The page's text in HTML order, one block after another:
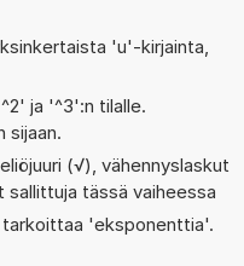
'u'-kirjainta,
ja '^3':n tilalle.
sijaan.
(√), vähennyslaskut
tässä vaiheessa
tarkoittaa 'eksponenttia'.